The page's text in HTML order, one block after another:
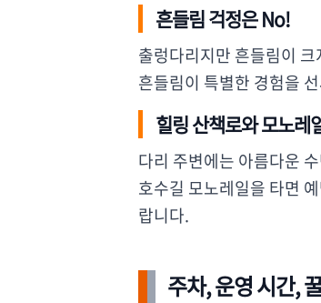
흔들림 걱정은 No!
출렁다리지만 흔들림이
흔들림이 특별한 경험을
힐링 산책로와 모노레
다리 주변에는 아름다운
호수길 모노레일을 타면
랍니다.
주차, 운영 시간,